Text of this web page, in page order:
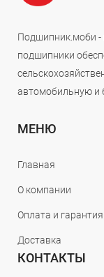
Подшипник.моби -
подшипники
автомобильную и
МЕНЮ
Главная
О компании
Оплата и гарантия
Доставка
КОНТАКТЫ